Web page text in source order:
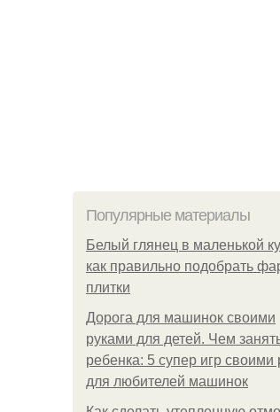
Популярные материалы
Белый глянец в маленькой
как правильно подобрать
плитки
Дорога для машинок своими
руками для детей. Чем
ребенка: 5 супер игр своими
для любителей машинок